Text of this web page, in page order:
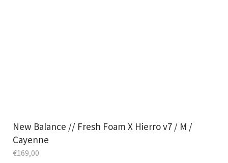
New Balance // Fresh Foam X Hierro v7 / M /
Cayenne
€169,00